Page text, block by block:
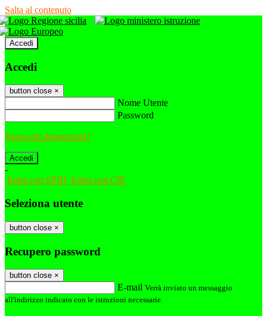
Salta al contenuto
Accedi
Accedi
button close ×
Nome Utente
Password
Password dimenticata?
-
Entra con SPID Entra con CIE
Seleziona utente
button close ×
Recupero password
button close ×
E-mail Verrà inviato un messaggio
all'indirizzo indicato con le istruzioni necessarie.